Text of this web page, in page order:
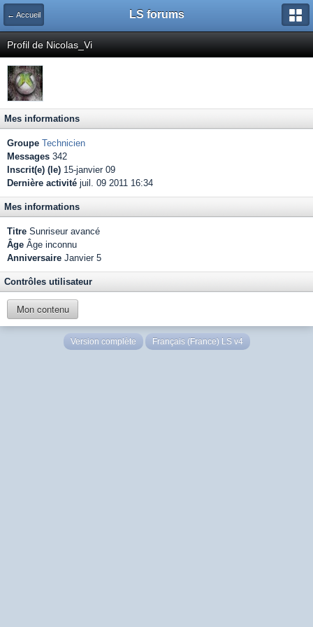
← Accueil LS forums
Profil de Nicolas_Vi
Mes informations
Groupe Technicien
Messages 342
Inscrit(e) (le) 15-janvier 09
Dernière activité juil. 09 2011 16:34
Mes informations
Titre Sunriseur avancé
Âge Âge inconnu
Anniversaire Janvier 5
Contrôles utilisateur
Mon contenu
Version complète Français (France) LS v4